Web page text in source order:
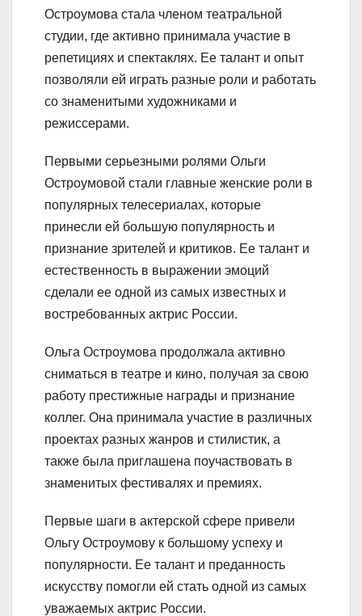
Остроумова стала членом театральной
студии, где активно принимала участие в
репетициях и спектаклях. Ее талант и опыт
позволяли ей играть разные роли и работать
со знаменитыми художниками и
режиссерами.
Первыми серьезными ролями Ольги
Остроумовой стали главные женские роли в
популярных телесериалах, которые
принесли ей большую популярность и
признание зрителей и критиков. Ее талант и
естественность в выражении эмоций
сделали ее одной из самых известных и
востребованных актрис России.
Ольга Остроумова продолжала активно
сниматься в театре и кино, получая за свою
работу престижные награды и признание
коллег. Она принимала участие в различных
проектах разных жанров и стилистик, а
также была приглашена поучаствовать в
знаменитых фестивалях и премиях.
Первые шаги в актерской сфере привели
Ольгу Остроумову к большому успеху и
популярности. Ее талант и преданность
искусству помогли ей стать одной из самых
уважаемых актрис России.